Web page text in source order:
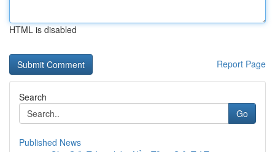
HTML is disabled
Report Page
Search
Go
Published News